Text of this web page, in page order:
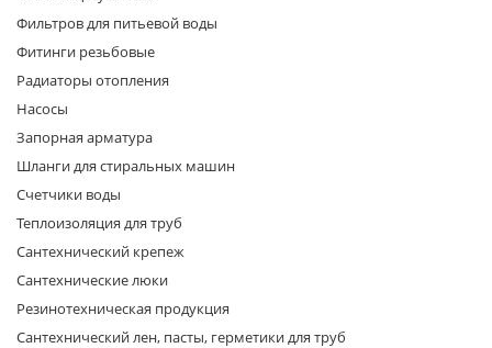
Фильтров для питьевой воды
Фитинги резьбовые
Радиаторы отопления
Насосы
Запорная арматура
Шланги для стиральных машин
Счетчики воды
Теплоизоляция для труб
Сантехнический крепеж
Сантехнические люки
Резинотехническая продукция
Сантехнический лен, пасты, герметики для труб